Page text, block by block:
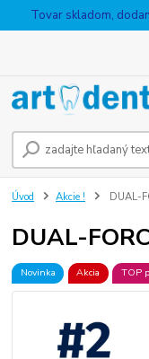
Tovar skladom,
Úvod Akcie ! DUAL-
DUAL-
Novinka Akcia TOP